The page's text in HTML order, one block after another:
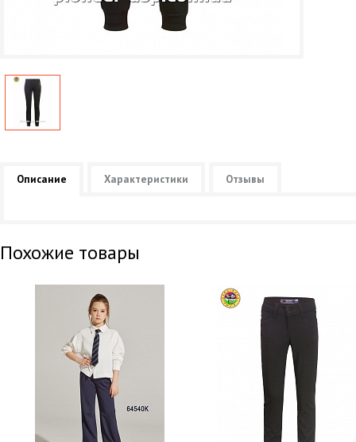
Описание Характеристики Отзывы
Похожие товары